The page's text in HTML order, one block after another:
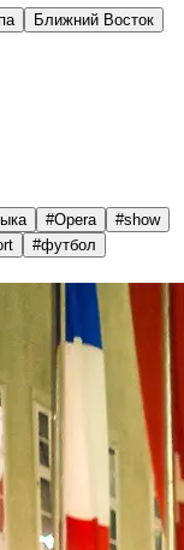
Ближний Восток
#Opera #show
#футбол